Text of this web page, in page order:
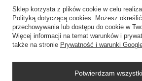
SZYBKI KONTAKT
Sklep korzysta z plików cookie w celu
Polityką dotyczącą cookies. Możesz
przechowywania lub dostępu do cookie w
Więcej informacji na temat warunków i
także na stronie Prywatność i warunki
Potwierdzam